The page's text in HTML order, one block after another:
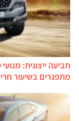
תביעה ייצוגית:
מתפגרים בשיעור